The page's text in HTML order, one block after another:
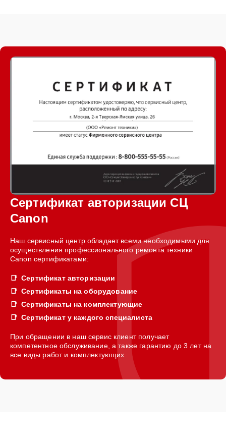
Сертификат авторизации СЦ
Canon
Наш сервисный центр обладает всеми необходимыми для
осуществления профессионального ремонта техники
Canon сертификатами:
Сертификат авторизации
Сертификаты на оборудование
Сертификаты на комплектующие
Сертификат у каждого специалиста
При обращении в наш сервис клиент получает
компетентное обслуживание, а также гарантию до 3 лет на
все виды работ и комплектующих.